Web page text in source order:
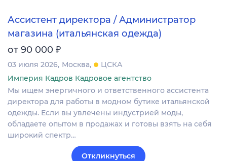
Ассистент директора / Администратор
магазина (итальянская одежда)
от 90 000 ₽
03 июля 2026 Москва
ЦСКА
Империя Кадров Кадровое агентство
Мы ищем энергичного и ответственного ассистента
директора для работы в модном бутике итальянской
одежды. Если вы увлечены индустрией моды,
обладаете опытом в продажах и готовы взять на себя
широкий спектр…
Откликнуться